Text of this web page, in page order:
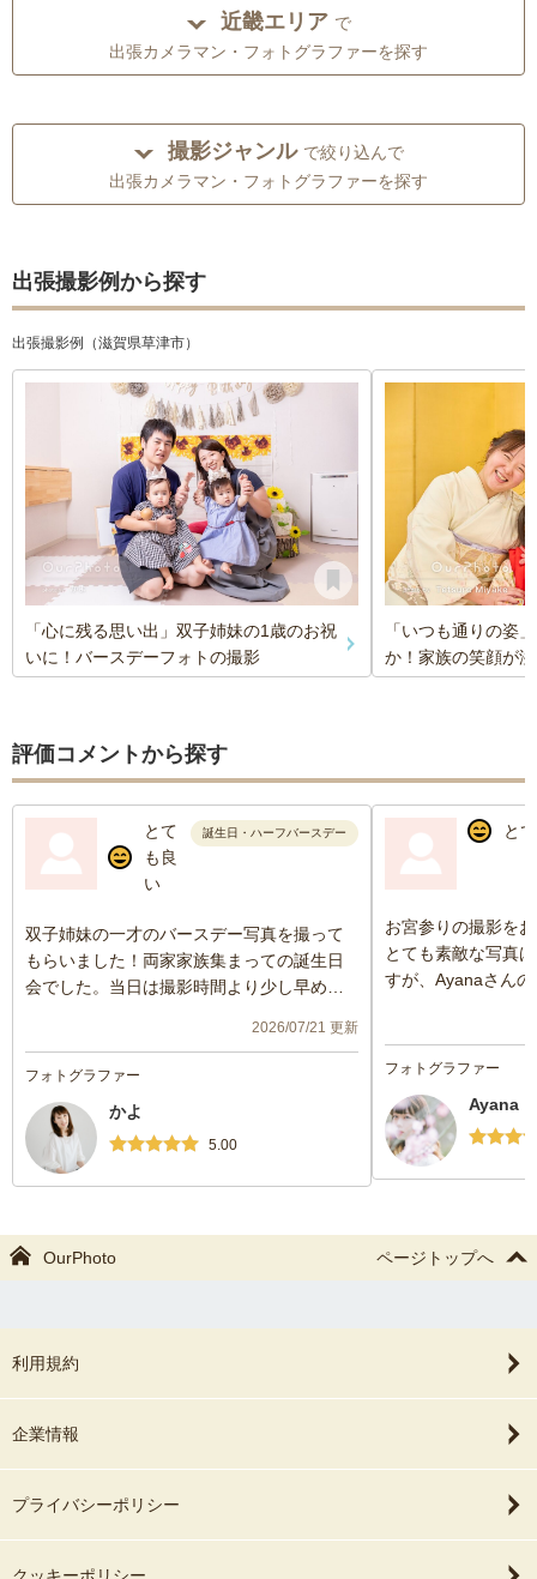
近畿エリア で
出張カメラマン・フォトグラファーを探す
撮影ジャンル で絞り込んで
出張カメラマン・フォトグラファーを探す
出張撮影例から探す
出張撮影例（滋賀県草津市）
「心に残る思い出」双子姉妹の1歳のお祝
いに！バースデーフォトの撮影
「いつも通りの姿
か！家族の笑顔が
評価コメントから探す
とて
も良
い
誕生日・ハーフバースデー
双子姉妹の一才のバースデー写真を撮って
もらいました！両家家族集まっての誕生日
会でした。当日は撮影時間より少し早めに
スムーズに行っていただきました。撮影も
双子が人見知りのため大変だったと思いま
だき自然な表情が沢山とれてました。カメ
ラマンさんのお人柄により、写真の家族の
表情も緊張することなく普段よりも柔らか
ったのですが変わらず丁寧に撮影していた
心に残る思い出になりました。
2026/07/21 更新
フォトグラファー
かよ
5.00
と
お宮参りの撮影を
とても素敵な写真
すが、Ayanaさん
フォトグラファー
Ayana
OurPhoto ページトップへ
利用規約
企業情報
プライバシーポリシー
クッキーポリシー